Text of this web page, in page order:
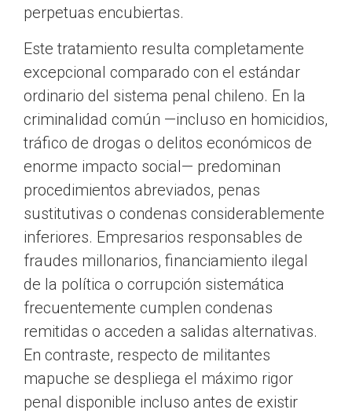
perpetuas encubiertas.
Este tratamiento resulta completamente
excepcional comparado con el estándar
ordinario del sistema penal chileno. En la
criminalidad común —incluso en homicidios,
tráfico de drogas o delitos económicos de
enorme impacto social— predominan
procedimientos abreviados, penas
sustitutivas o condenas considerablemente
inferiores. Empresarios responsables de
fraudes millonarios, financiamiento ilegal
de la política o corrupción sistemática
frecuentemente cumplen condenas
remitidas o acceden a salidas alternativas.
En contraste, respecto de militantes
mapuche se despliega el máximo rigor
penal disponible incluso antes de existir